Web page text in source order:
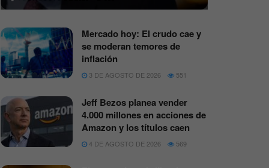
Mercado hoy: El crudo cae y
se moderan temores de
inflación
3 DE AGOSTO DE 2026 551
Jeff Bezos planea vender
4.000 millones en acciones de
Amazon y los títulos caen
4 DE AGOSTO DE 2026 569